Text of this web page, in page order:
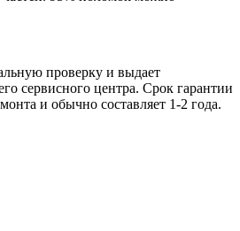
проверку и выдает
сервисного центра. Срок гарантии
и обычно составляет 1-2 года.